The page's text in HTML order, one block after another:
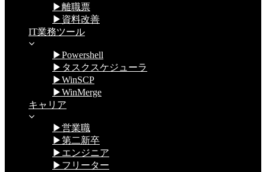
▶離職票
▶資料改善
IT業務ツール
▶Powershell
▶タスクスケジューラ
▶WinSCP
▶WinMerge
キャリア
▶営業職
▶第二新卒
▶エンジニア
▶フリーター